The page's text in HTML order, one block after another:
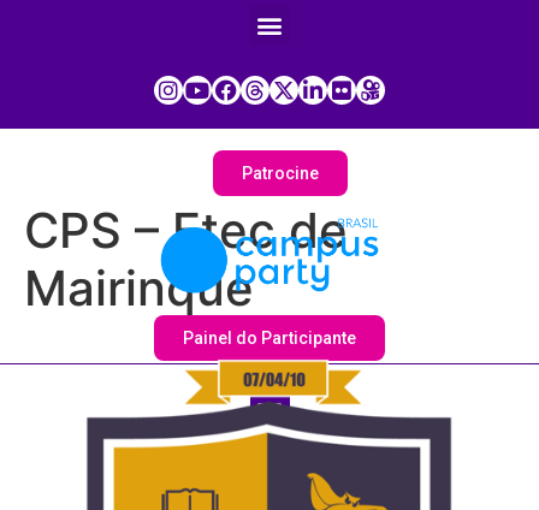
Patrocine
Painel do Participante
CPS – Etec de
Mairinque